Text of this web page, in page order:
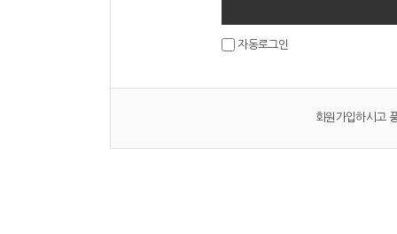
자동로그인
회원가입하시고